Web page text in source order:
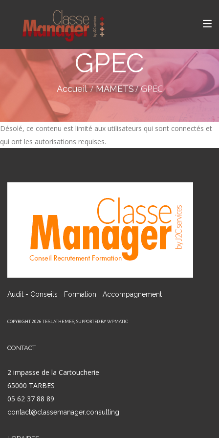
GPEC
Accueil MAMETS GPEC
Désolé, ce contenu est limité aux utilisateurs qui sont connectés et
qui ont les autorisations requises.
Audit - Conseils - Formation - Accompagnement
COPYRIGHT 2026 TESLATHEMES, SUPPORTED BY WPMATIC
CONTACT
2 impasse de la Cartoucherie
65000 TARBES
05 62 37 88 89
contact@classemanager.consulting